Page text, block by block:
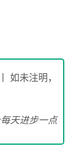
如未注明，
天进步一点